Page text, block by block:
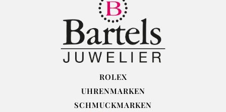
ROLEX
UHRENMARKEN
SCHMUCKMARKEN